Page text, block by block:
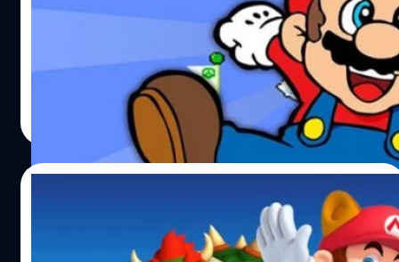
ผ่านมา 30 ปี มาดู 10 อันดับฉากในเกมมาริโอที่ว่ากันว่ายาก
วงศกร ปฐมชัยวัฒน์| 3766 days ago
มาดูยอดขายเกม ซูเปอร์ มาริโอ บนเครื่อง
คอนโซลที่ขายได้ 160 ล้าน !!